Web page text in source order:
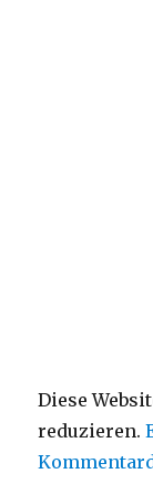
Diese
reduzieren.